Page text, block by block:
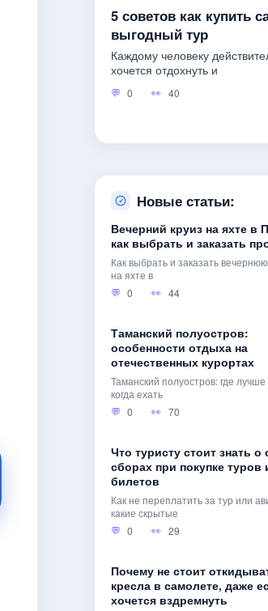
5 советов как купить
выгодный тур
Каждому человеку
хочется отдохнуть и
0 40
Новые статьи:
Вечерний круиз на яхте в
как выбрать и заказать
Как выбрать и заказать
на яхте в
0
44
Таманский полуостров:
особенности отдыха на
отечественных курортах
Таманский полуостров: где
когда ехать
0
70
Что туристу стоит знать
сборах при покупке туров
билетов
Как не переплатить за тур или
какие скрытые
0
29
Почему не стоит
кресла в самолете, даже
хочется вздремнуть